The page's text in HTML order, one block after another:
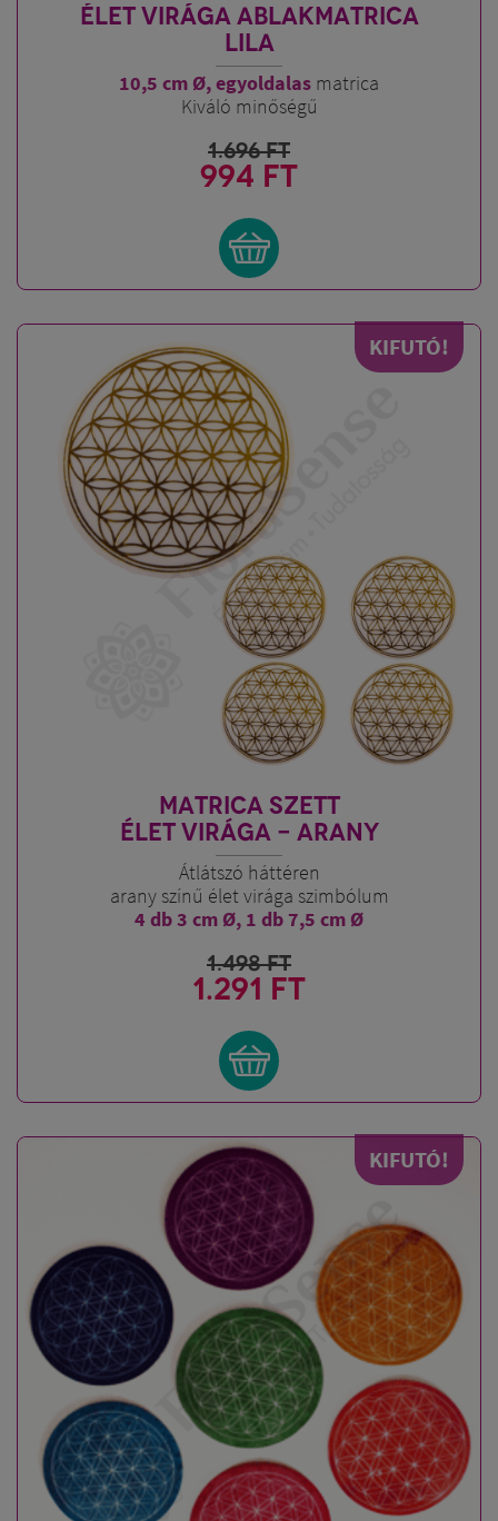
ÉLET VIRÁGA ABLAKMATRICA
LILA
10,5 cm Ø,egyoldalas matrica
Kiváló minőségű
1.696FT
994 FT
KIFUTÓ!
MATRICA SZETT
ÉLET VIRÁGA - ARANY
Átlátszó háttéren
arany színű élet virága szimbólum
4 db 3 cm Ø, 1 db 7,5 cm Ø
1.498FT
1.291 FT
KIFUTÓ!